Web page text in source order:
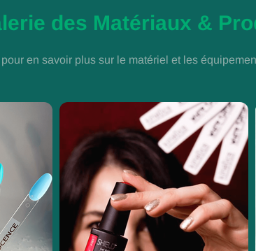
des Matériaux &
en savoir plus sur le matériel et les